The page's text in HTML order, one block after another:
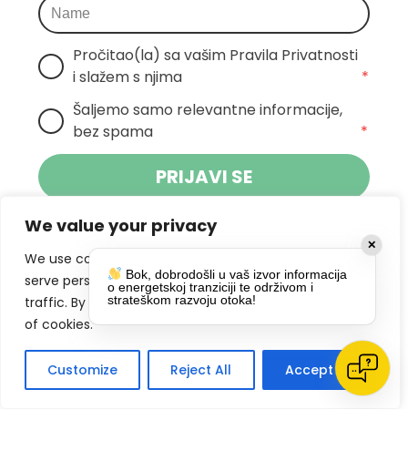
We value your privacy
We use cookies to enhance your browsing experience,
serve personalized ads or content, and analyze our
traffic. By clicking "Accept All", you consent to our use
of cookies.
Customize Reject All Accept All
Pročitao(la) sa vašim Pravila Privatnosti
i slažem s njima
*
Šaljemo samo relevantne informacije,
bez spama
*
PRIJAVI SE
Klikom na gumb dajete suglasnost za
primanje novosti Pokreta Otoka te se
slažete spolitikom privatnosti.
DRUŠTVENE MREŽE
✕
Bok, dobrodošli u vaš izvor informacija
o energetskoj tranziciji te održivom i
strateškom razvoju otoka!